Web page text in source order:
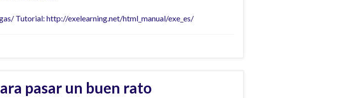
Tutorial: http://exelearning.net/html_manual/exe_es/
pasar un buen rato